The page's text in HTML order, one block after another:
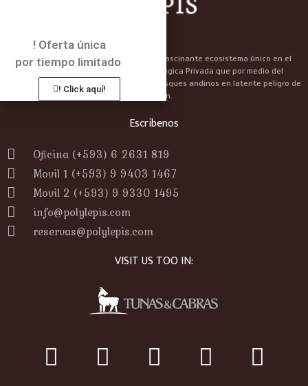
Un espectacular hotel en medio de un fascinante ecosistema único en el
mundo. Úbicado en una Reserva Ecológica Privada que por medio del
ecoturismo, protege los seres vivos de bosques andinos en latente peligro de
extinción.
Escribenos
Oficina (+593) 6 2631 819
Movil 1 (+593) 9 9403 1467
Movil 2 (+593) 9 9330 1495
info@polylepis.com
reservas@polylepis.com
VISIT US TOO IN:
! Oferta única
por tiempo limitado
! Click aquí!